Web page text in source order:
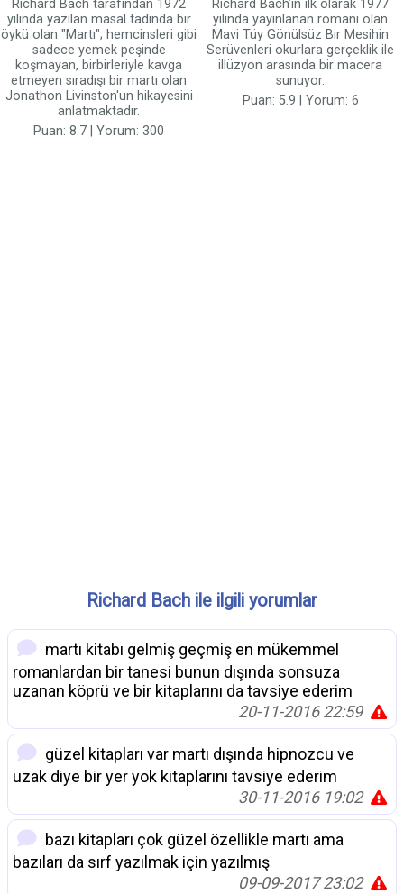
Richard Bach tarafından 1972
yılında yazılan masal tadında bir
öykü olan "Martı"; hemcinsleri gibi
sadece yemek peşinde
koşmayan, birbirleriyle kavga
etmeyen sıradışı bir martı olan
Jonathon Livinston'un hikayesini
anlatmaktadır.
Puan: 8.7 | Yorum: 300
Richard Bach’ın ilk olarak 1977
yılında yayınlanan romanı olan
Mavi Tüy Gönülsüz Bir Mesihin
Serüvenleri okurlara gerçeklik ile
illüzyon arasında bir macera
sunuyor.
Puan: 5.9 | Yorum: 6
Richard Bach ile ilgili yorumlar
martı kitabı gelmiş geçmiş en mükemmel
romanlardan bir tanesi bunun dışında sonsuza
uzanan köprü ve bir kitaplarını da tavsiye ederim
20-11-2016 22:59
güzel kitapları var martı dışında hipnozcu ve
uzak diye bir yer yok kitaplarını tavsiye ederim
30-11-2016 19:02
bazı kitapları çok güzel özellikle martı ama
bazıları da sırf yazılmak için yazılmış
09-09-2017 23:02